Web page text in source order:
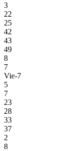
3
22
25
42
43
49
8
7
Vie-7
5
7
23
28
33
37
2
8